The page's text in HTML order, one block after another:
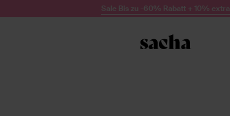
Sale Bis zu -60% Rabatt + 10% extra